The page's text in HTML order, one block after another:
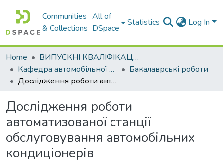
Communities
& Collections
All of
DSpace
Statistics Log In
Home
ВИПУСКНІ КВАЛІФІКАЦІЙНІ РОБОТИ
Кафедра автомобільної електроніки
Бакалаврські роботи
Дослідження роботи автоматизованої станції обслуговування автомобільних кондиціонерів
Дослідження роботи
автоматизованої станції
обслуговування автомобільних
кондиціонерів